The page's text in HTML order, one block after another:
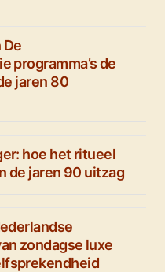
De
programma’s de
jaren 80
hoe het ritueel
de jaren 90 uitzag
zondagse luxe